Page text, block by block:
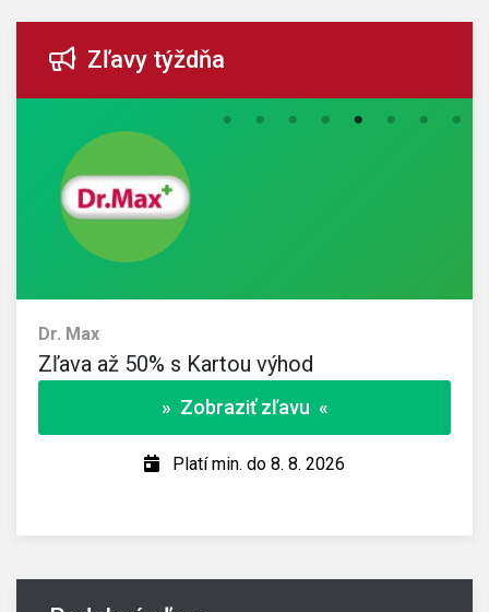
Zľavy týždňa
Dr. Max
Zľava až 50% s Kartou výhod
» Zobraziť zľavu «
Platí min. do 8. 8. 2026